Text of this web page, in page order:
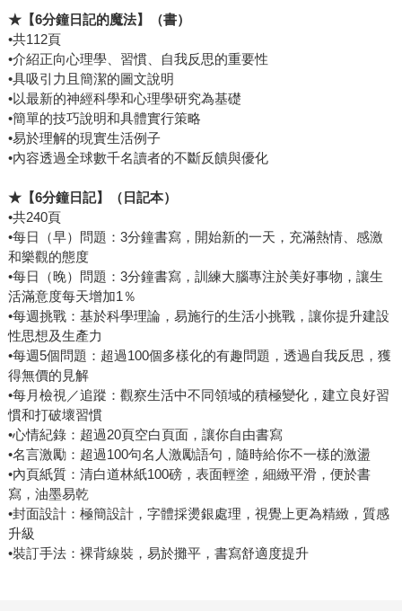
★【6分鐘日記的魔法】（書）
•共112頁
•介紹正向心理學、習慣、自我反思的重要性
•具吸引力且簡潔的圖文說明
•以最新的神經科學和心理學研究為基礎
•簡單的技巧說明和具體實行策略
•易於理解的現實生活例子
•內容透過全球數千名讀者的不斷反饋與優化
★【6分鐘日記】（日記本）
•共240頁
•每日（早）問題：3分鐘書寫，開始新的一天，充滿熱情、感激
和樂觀的態度
•每日（晚）問題：3分鐘書寫，訓練大腦專注於美好事物，讓生
活滿意度每天增加1％
•每週挑戰：基於科學理論，易施行的生活小挑戰，讓你提升建設
性思想及生產力
•每週5個問題：超過100個多樣化的有趣問題，透過自我反思，獲
得無價的見解
•每月檢視／追蹤：觀察生活中不同領域的積極變化，建立良好習
慣和打破壞習慣
•心情紀錄：超過20頁空白頁面，讓你自由書寫
•名言激勵：超過100句名人激勵語句，隨時給你不一樣的激盪
•內頁紙質：清白道林紙100磅，表面輕塗，細緻平滑，便於書
寫，油墨易乾
•封面設計：極簡設計，字體採燙銀處理，視覺上更為精緻，質感
升級
•裝訂手法：裸背線裝，易於攤平，書寫舒適度提升